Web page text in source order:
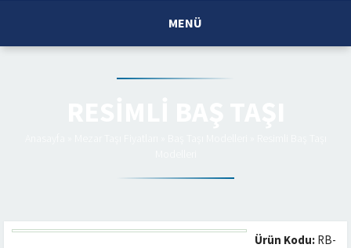
MENÜ
Ürün Kodu: RB-